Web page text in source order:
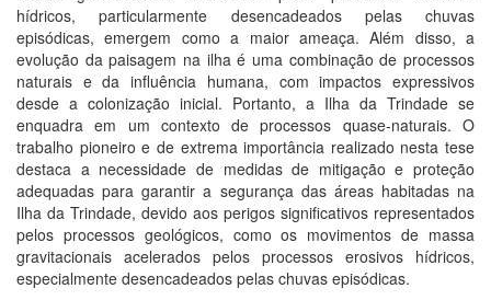
hídricos, particularmente desencadeados pelas chuvas
episódicas, emergem como a maior ameaça. Além disso, a
evolução da paisagem na ilha é uma combinação de processos
naturais e da influência humana, com impactos expressivos
desde a colonização inicial. Portanto, a Ilha da Trindade se
enquadra em um contexto de processos quase-naturais. O
trabalho pioneiro e de extrema importância realizado nesta tese
destaca a necessidade de medidas de mitigação e proteção
adequadas para garantir a segurança das áreas habitadas na
Ilha da Trindade, devido aos perigos significativos representados
pelos processos geológicos, como os movimentos de massa
gravitacionais acelerados pelos processos erosivos hídricos,
especialmente desencadeados pelas chuvas episódicas.